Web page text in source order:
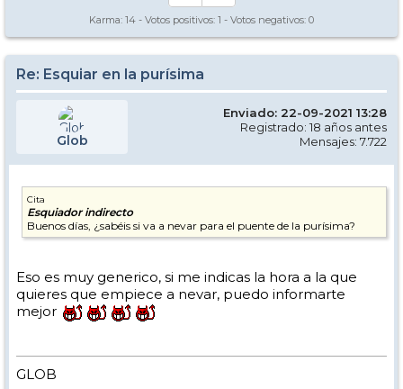
Karma: 14 - Votos positivos: 1 - Votos negativos: 0
Re: Esquiar en la purísima
Glob
Enviado: 22-09-2021 13:28
Registrado: 18 años antes
Mensajes: 7.722
Cita
Esquiador indirecto
Buenos días, ¿sabéis si va a nevar para el puente de la purísima?
Eso es muy generico, si me indicas la hora a la que
quieres que empiece a nevar, puedo informarte
mejor
GLOB